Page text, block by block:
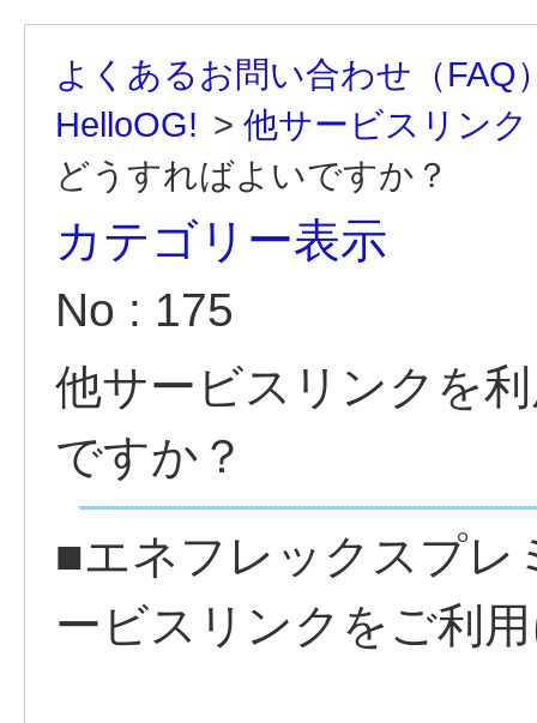
よくあるお問い合わせ（FAQ
HelloOG! > 他サービスリンク
どうすればよいですか？
カテゴリー表示
No : 175
他サービスリンクを
ですか？
■エネフレックスプレ
ービスリンクをご利